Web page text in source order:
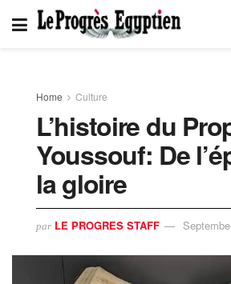
Home Culture
L’histoire du
Youssouf: De
la gloire
par LE PROGRES STAFF